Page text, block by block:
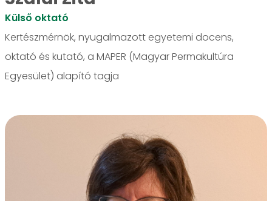
Külső oktató
Kertészmérnök, nyugalmazott egyetemi docens,
oktató és kutató, a MAPER (Magyar Permakultúra
Egyesület) alapító tagja